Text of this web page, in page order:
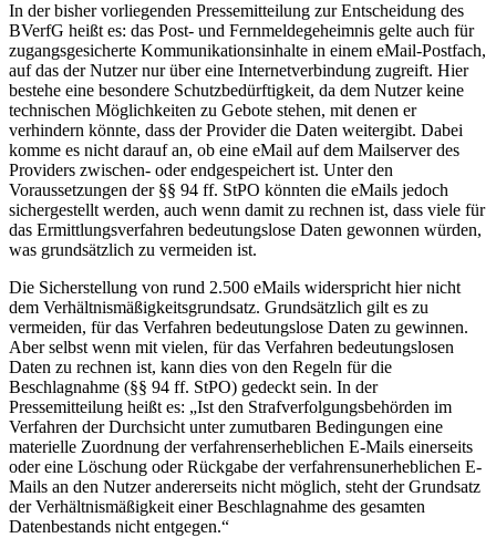
In der bisher vorliegenden Pressemitteilung zur Entscheidung des
BVerfG heißt es: das Post- und Fernmeldegeheimnis gelte auch für
zugangsgesicherte Kommunikationsinhalte in einem eMail-Postfach,
auf das der Nutzer nur über eine Internetverbindung zugreift. Hier
bestehe eine besondere Schutzbedürftigkeit, da dem Nutzer keine
technischen Möglichkeiten zu Gebote stehen, mit denen er
verhindern könnte, dass der Provider die Daten weitergibt. Dabei
komme es nicht darauf an, ob eine eMail auf dem Mailserver des
Providers zwischen- oder endgespeichert ist. Unter den
Voraussetzungen der §§ 94 ff. StPO könnten die eMails jedoch
sichergestellt werden, auch wenn damit zu rechnen ist, dass viele für
das Ermittlungsverfahren bedeutungslose Daten gewonnen würden,
was grundsätzlich zu vermeiden ist.
Die Sicherstellung von rund 2.500 eMails widerspricht hier nicht
dem Verhältnismäßigkeitsgrundsatz. Grundsätzlich gilt es zu
vermeiden, für das Verfahren bedeutungslose Daten zu gewinnen.
Aber selbst wenn mit vielen, für das Verfahren bedeutungslosen
Daten zu rechnen ist, kann dies von den Regeln für die
Beschlagnahme (§§ 94 ff. StPO) gedeckt sein. In der
Pressemitteilung heißt es: „Ist den Strafverfolgungsbehörden im
Verfahren der Durchsicht unter zumutbaren Bedingungen eine
materielle Zuordnung der verfahrenserheblichen E-Mails einerseits
oder eine Löschung oder Rückgabe der verfahrensunerheblichen E-
Mails an den Nutzer andererseits nicht möglich, steht der Grundsatz
der Verhältnismäßigkeit einer Beschlagnahme des gesamten
Datenbestands nicht entgegen.“